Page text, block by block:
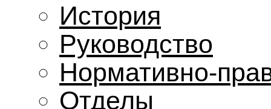
История
Руководство
Нормативно-
Отделы